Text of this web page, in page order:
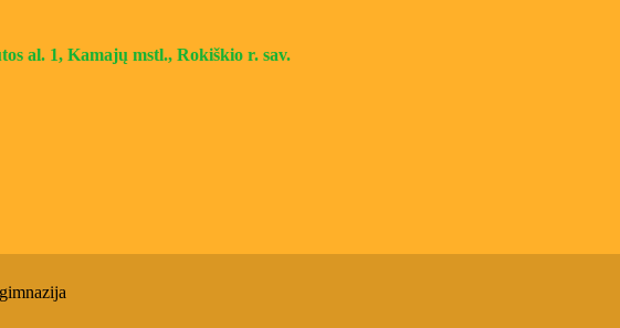
al. 1, Kamajų mstl., Rokiškio r. sav.